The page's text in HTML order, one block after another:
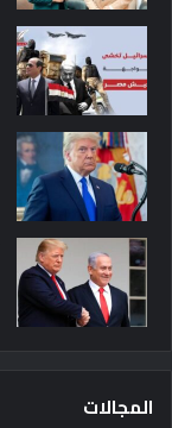
المجالات